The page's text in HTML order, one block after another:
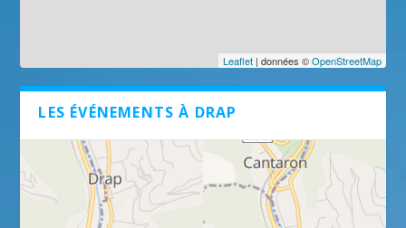
Leaflet| données ©OpenStreetMap
LES ÉVÉNEMENTS À DRAP